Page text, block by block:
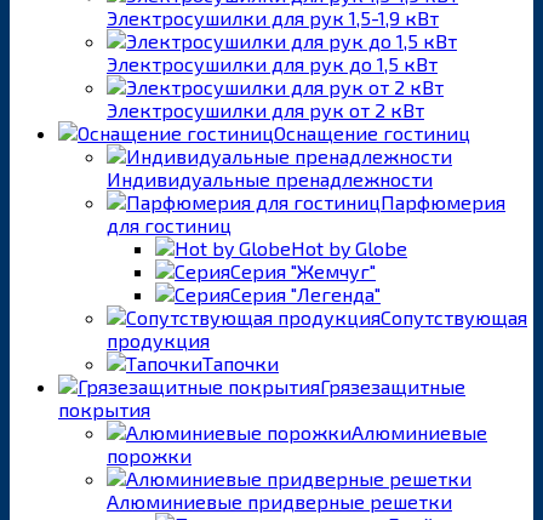
Электросушилки для рук 1,5-1,9 кВт
Электросушилки для рук до 1,5 кВт
Электросушилки для рук от 2 кВт
Оснащение гостиниц
Индивидуальные пренадлежности
Парфюмерия
для гостиниц
Hot by Globe
Серия "Жемчуг"
Серия "Легенда"
Сопутствующая
продукция
Тапочки
Грязезащитные
покрытия
Алюминиевые
порожки
Алюминиевые придверные решетки